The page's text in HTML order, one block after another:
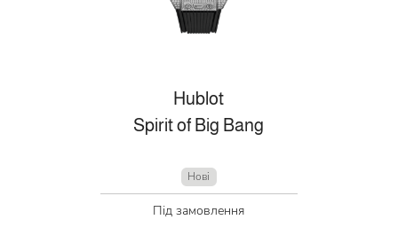
Hublot
Spirit of Big Bang
Нові
Під замовлення